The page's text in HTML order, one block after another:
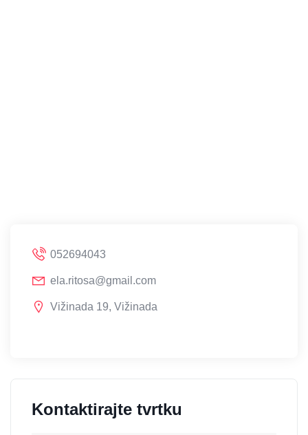
052694043
ela.ritosa@gmail.com
Vižinada 19, Vižinada
Kontaktirajte tvrtku